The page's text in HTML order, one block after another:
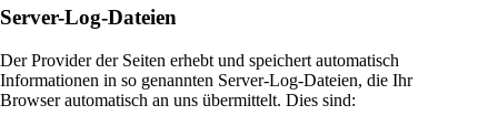
Server-Log-Dateien
Der Provider der Seiten erhebt und speichert automatisch
Informationen in so genannten Server-Log-Dateien, die Ihr
Browser automatisch an uns übermittelt. Dies sind: